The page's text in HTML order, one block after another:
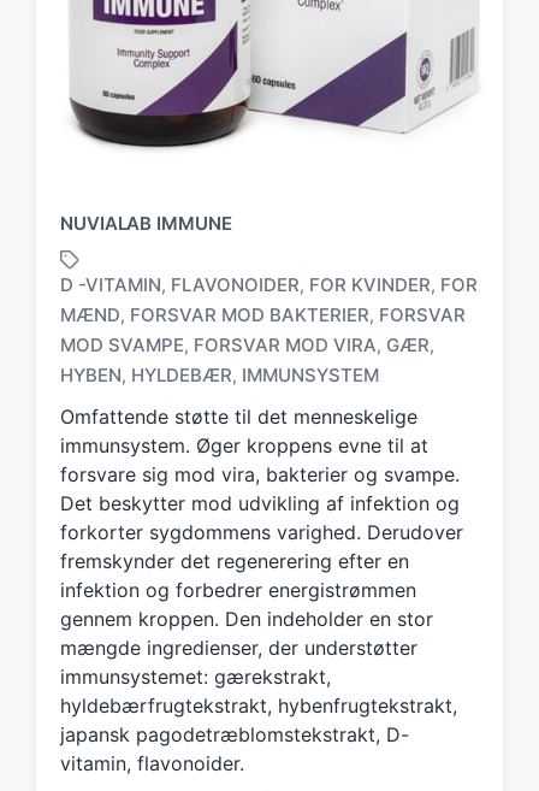
NUVIALAB IMMUNE
a
g
g
d
w
i
t
h
D -VITAMIN, FLAVONOIDER, FOR KVINDER, FOR
MÆND, FORSVAR MOD BAKTERIER, FORSVAR
MOD SVAMPE, FORSVAR MOD VIRA, GÆR,
HYBEN, HYLDEBÆR, IMMUNSYSTEM
Omfattende støtte til det menneskelige
immunsystem. Øger kroppens evne til at
forsvare sig mod vira, bakterier og svampe.
Det beskytter mod udvikling af infektion og
forkorter sygdommens varighed. Derudover
fremskynder det regenerering efter en
infektion og forbedrer energistrømmen
gennem kroppen. Den indeholder en stor
mængde ingredienser, der understøtter
immunsystemet: gærekstrakt,
hyldebærfrugtekstrakt, hybenfrugtekstrakt,
japansk pagodetræblomstekstrakt, D-
vitamin, flavonoider.